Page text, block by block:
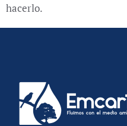
hacerlo.